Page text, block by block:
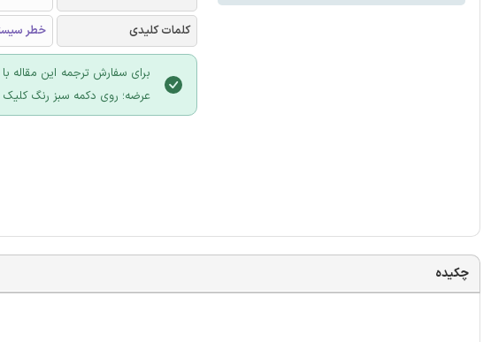
کلمات کلیدی
خطر
برای سفارش ترجمه این مقاله
عرضه؛ روی دکمه سبز رنگ کلیک
چکیده